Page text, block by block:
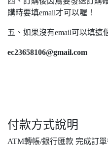
購時要填email才可以喔！
五、如果沒有email可以填這
ec23658106@gmail.com
付款方式說明
ATM轉帳/銀行匯款 完成訂